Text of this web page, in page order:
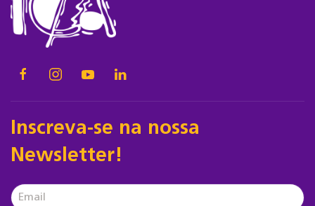
Inscreva-se na nossa
Newsletter!